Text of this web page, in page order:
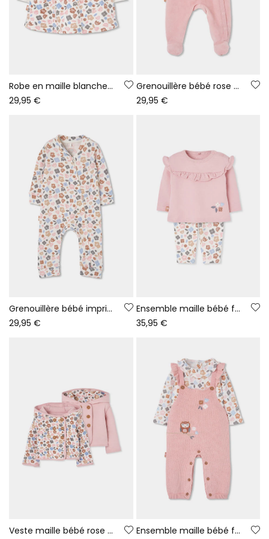
Robe en maille blanche fleurs brodées hiboux bébé
29,95 €
Grenouillère bébé rose brodée hiboux
29,95 €
Grenouillère bébé imprimé fleurs multicolore fermeture éclair
29,95 €
Ensemble maille bébé fille rose imprimé fleurs
35,95 €
Veste maille bébé rose réversible imprimé fleurs Ensemble maille bébé fille rose brodé hibou